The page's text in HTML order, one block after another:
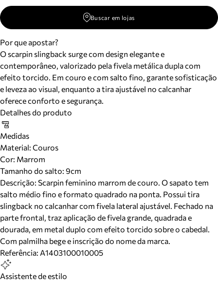
Buscar em lojas
Por que apostar?
O scarpin slingback surge com design elegante e
contemporâneo, valorizado pela fivela metálica dupla com
efeito torcido. Em couro e com salto fino, garante sofisticação
e leveza ao visual, enquanto a tira ajustável no calcanhar
oferece conforto e segurança.
Detalhes do produto
Medidas
Material: Couros
Cor: Marrom
Tamanho do salto: 9cm
Descrição: Scarpin feminino marrom de couro. O sapato tem
salto médio fino e formato quadrado na ponta. Possui tira
slingback no calcanhar com fivela lateral ajustável. Fechado na
parte frontal, traz aplicação de fivela grande, quadrada e
dourada, em metal duplo com efeito torcido sobre o cabedal.
Com palmilha bege e inscrição do nome da marca.
Referência: A1403100010005
Assistente de estilo